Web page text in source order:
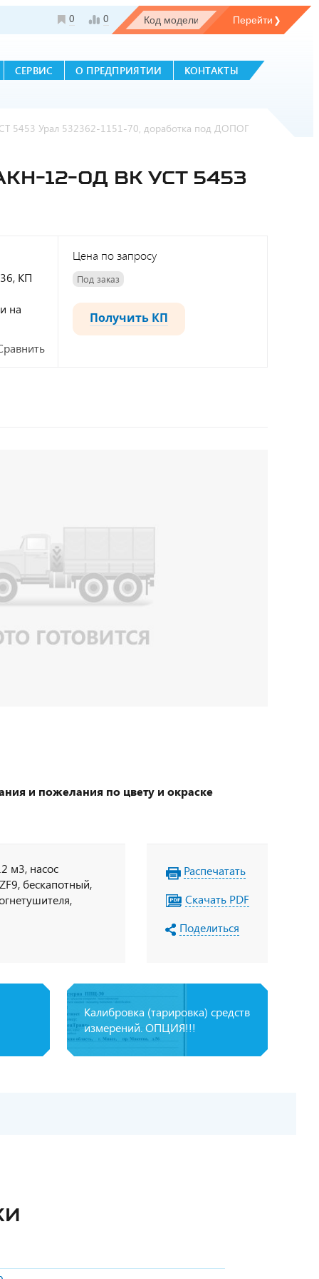
0 0
СЕРВИС О ПРЕДПРИЯТИИ КОНТАКТЫ
5453 Урал 532362-1151-70, доработка под ДОПОГ
12-ОД ВК УСТ 5453
КП
на
Цена по запросу
Под заказ
Получить КП
и пожелания по цвету и окраске
м3, насос
бескапотный,
ДОПОГ, колпачки
Распечатать
Скачать PDF
Поделиться
Калибровка (тарировка) средств
измерений. ОПЦИЯ!!!